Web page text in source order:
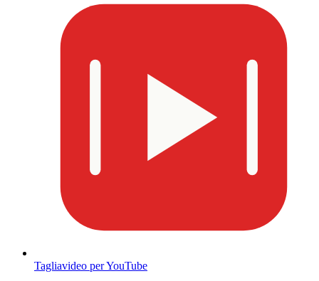
Tagliavideo per YouTube